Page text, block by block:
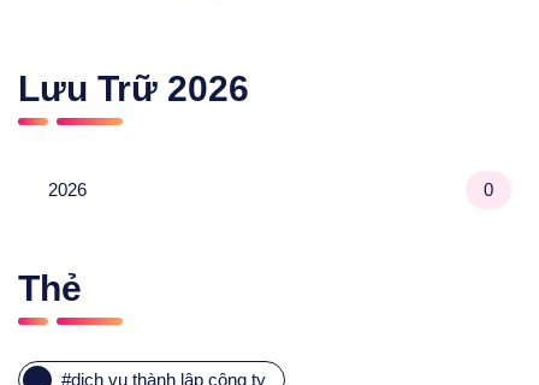
Lưu Trữ 2026
2026 0
Thẻ
#dịch vụ thành lập công ty